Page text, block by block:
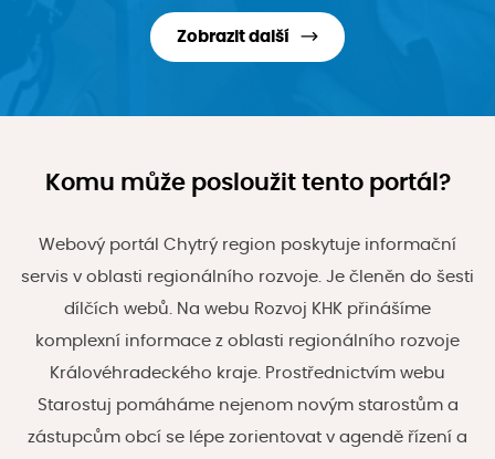
Zobrazit další
Komu může posloužit tento portál?
Webový portál Chytrý region poskytuje informační
servis v oblasti regionálního rozvoje. Je členěn do šesti
dílčích webů. Na webu Rozvoj KHK přinášíme
komplexní informace z oblasti regionálního rozvoje
Královéhradeckého kraje. Prostřednictvím webu
Starostuj pomáháme nejenom novým starostům a
zástupcům obcí se lépe zorientovat v agendě řízení a